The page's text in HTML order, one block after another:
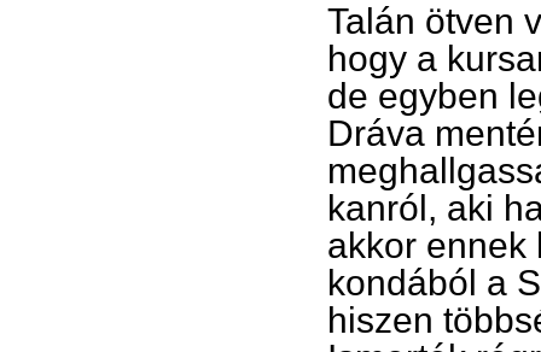
Talán ötven
hogy a
de egyben
Dráva
kanról, aki
akkor ennek
kondából a
hiszen